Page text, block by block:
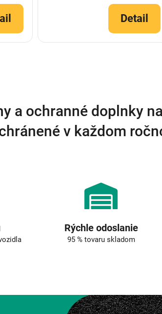
Detail
c
i
e
v
ý
p
s
a ochranné doplnky
v každom
Rýchle odoslanie
95 % tovaru skladom